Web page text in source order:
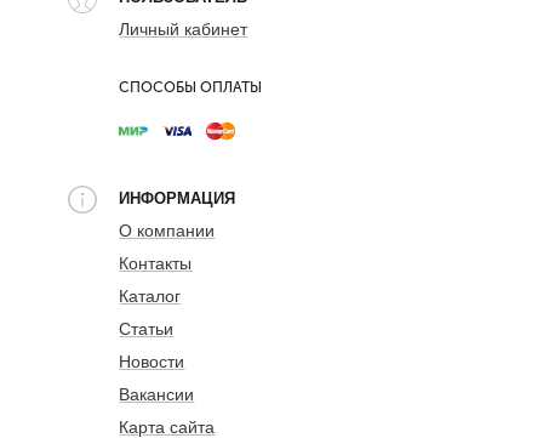
Личный кабинет
СПОСОБЫ ОПЛАТЫ
ИНФОРМАЦИЯ
О компании
Контакты
Каталог
Статьи
Новости
Вакансии
Карта сайта